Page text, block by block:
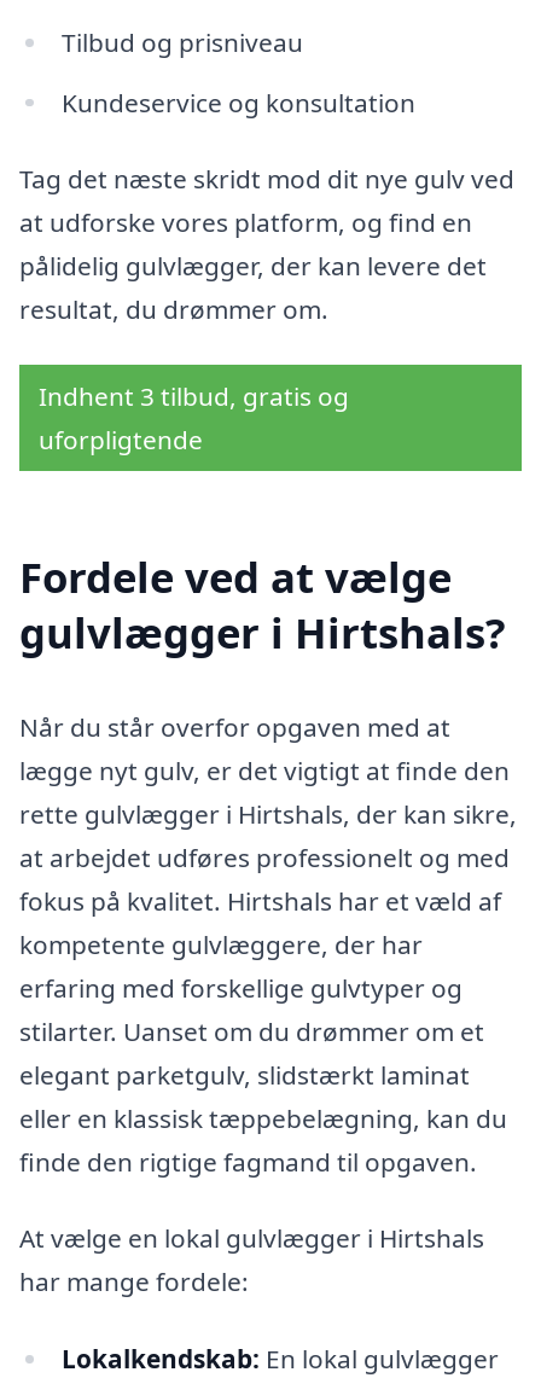
Tilbud og prisniveau
Kundeservice og konsultation
Tag det næste skridt mod dit nye gulv ved
at udforske vores platform, og find en
pålidelig gulvlægger, der kan levere det
resultat, du drømmer om.
Indhent 3 tilbud, gratis og
uforpligtende
Fordele ved at vælge
gulvlægger i Hirtshals?
Når du står overfor opgaven med at
lægge nyt gulv, er det vigtigt at finde den
rette gulvlægger i Hirtshals, der kan sikre,
at arbejdet udføres professionelt og med
fokus på kvalitet. Hirtshals har et væld af
kompetente gulvlæggere, der har
erfaring med forskellige gulvtyper og
stilarter. Uanset om du drømmer om et
elegant parketgulv, slidstærkt laminat
eller en klassisk tæppebelægning, kan du
finde den rigtige fagmand til opgaven.
At vælge en lokal gulvlægger i Hirtshals
har mange fordele:
Lokalkendskab: En lokal gulvlægger